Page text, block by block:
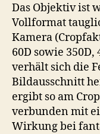
Das Objektiv ist
Vollformat
Kamera
60D sowie 350D,
verhält sich die
Bildausschnitt
ergibt so am
verbunden mit
Wirkung bei